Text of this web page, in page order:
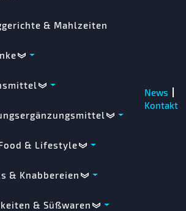
& Mahlzeiten
& Lifestyle
& Knabbereien
& Süßwaren
News
Kontakt